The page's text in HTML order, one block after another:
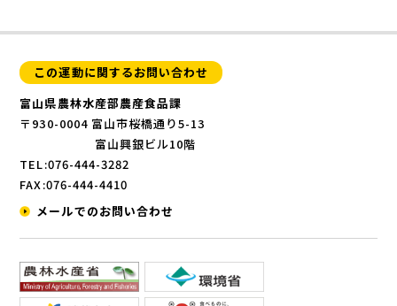
この運動に関するお問い合わせ
富山県農林水産部農産食品課
〒930-0004 富山市桜橋通り5-13
富山興銀ビル10階
TEL:076-444-3282
FAX:076-444-4410
メールでのお問い合わせ